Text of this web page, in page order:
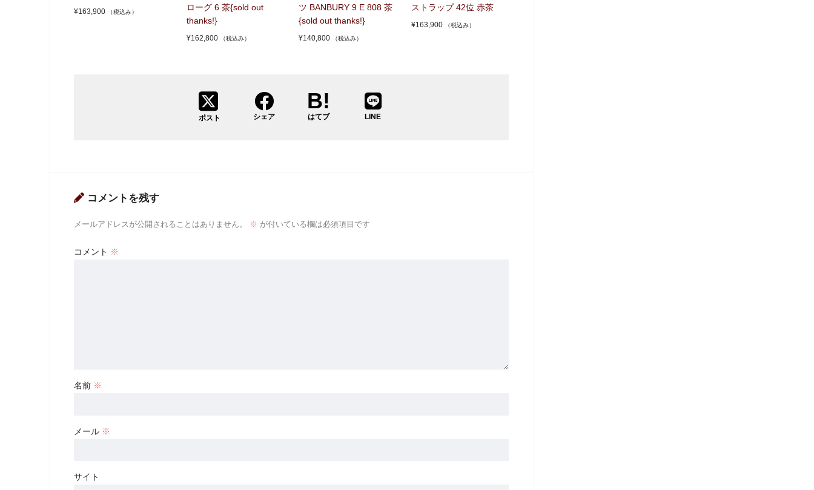
¥163,900 （税込み）
ローグ 6 茶{sold out
thanks!}
¥162,800 （税込み）
ツ BANBURY 9 E 808 茶
{sold out thanks!}
¥140,800 （税込み）
ストラップ 42位 赤茶
¥163,900 （税込み）
ポスト シェア はてブ LINE
コメントを残す
メールアドレスが公開されることはありません。 ※ が付いている欄は必須項目です
コメント ※
名前 ※
メール ※
サイト